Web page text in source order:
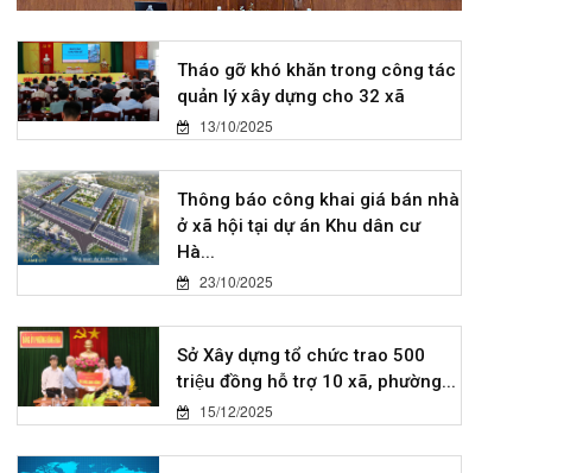
Tháo gỡ khó khăn trong công tác
quản lý xây dựng cho 32 xã
13/10/2025
Thông báo công khai giá bán nhà
ở xã hội tại dự án Khu dân cư
Hà...
23/10/2025
Sở Xây dựng tổ chức trao 500
triệu đồng hỗ trợ 10 xã, phường...
15/12/2025